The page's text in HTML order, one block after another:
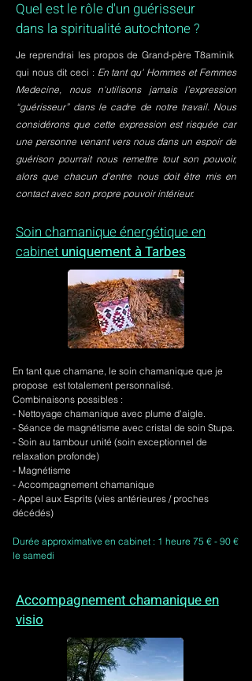
Quel est le rôle d'un guérisseur
dans la spiritualité autochtone ?
Je reprendrai les propos de Grand-père T8aminik
qui nous dit ceci : En tant qu' Hommes et Femmes
Medecine, nous n'utilisons jamais l’expression
“guérisseur” dans le cadre de notre travail. Nous
considérons que cette expression est risquée car
une personne venant vers nous dans un espoir de
guérison pourrait nous remettre tout son pouvoir,
alors que chacun d’entre nous doit être mis en
contact avec son propre pouvoir intérieur.
Soin chamanique énergétique en
cabinet uniquement à Tarbes
En tant que chamane, le soin chamanique que je
propose est totalement personnalisé.
Combinaisons possibles :
- Nettoyage chamanique avec plume d'aigle.
- Séance de magnétisme avec cristal de soin Stupa.
- Soin au tambour unité (soin exceptionnel de
relaxation profonde)
- Magnétisme
- Accompagnement chamanique
- Appel aux Esprits (vies antérieures / proches
décédés)
Durée approximative en cabinet : 1 heure 75 € - 90 €
le samedi
Accompagnement chamanique en
visio